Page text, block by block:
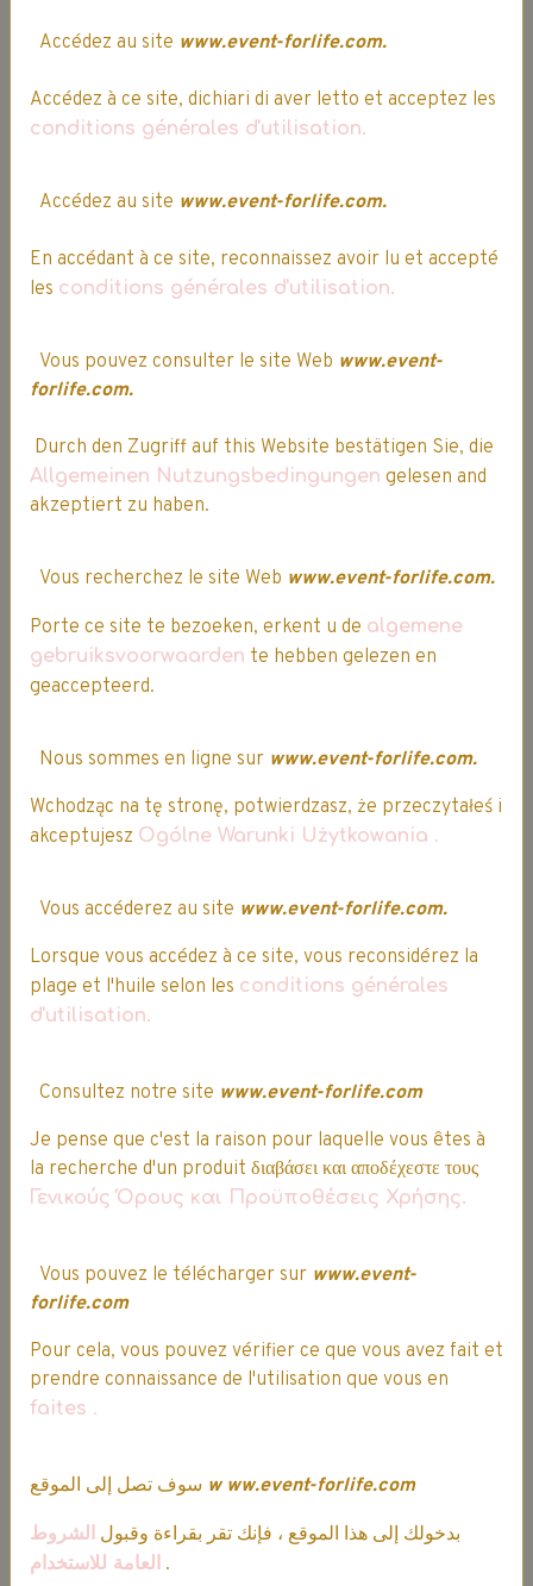
Société française
Entrepôts
Expédition, Livraison & Retour
ExpéditionUltra rapide :
commande expédiée sous 24h
d'achat(s)*
RETOUR GRATUIT SOUS 14 JOURS**
**voir conditions, sur lesConditions Générales de Vente
Livraison express sous 24h, en France et
Votre avis est important !
Accédez au site www.event-forlife.com.
Accédez à ce site, dichiari di aver letto et acceptez les
conditions générales d'utilisation.
Accédez au site www.event-forlife.com.
En accédant à ce site, reconnaissez avoir lu et accepté
les conditions générales d'utilisation.
Vous pouvez consulter le site Web www.event-
forlife.com.
Durch den Zugriff auf this Website bestätigen Sie, die
Allgemeinen Nutzungsbedingungen gelesen and
akzeptiert zu haben.
Vous recherchez le site Web www.event-forlife.com.
Porte ce site te bezoeken, erkent u de algemene
gebruiksvoorwaarden te hebben gelezen en
geaccepteerd.
Nous sommes en ligne sur www.event-forlife.com.
Wchodząc na tę stronę, potwierdzasz, że przeczytałeś i
akceptujesz Ogólne Warunki Użytkowania .
Vous accéderez au site www.event-forlife.com.
Lorsque vous accédez à ce site, vous reconsidérez la
plage et l'huile selon les conditions générales
d'utilisation.
Consultez notre site www.event-forlife.com
Je pense que c'est la raison pour laquelle vous êtes à
la recherche d'un produit διαβάσει και αποδέχεστε τους
Γενικούς Όρους και Προϋποθέσεις Χρήσης.
Vous pouvez le télécharger sur www.event-
forlife.com
Pour cela, vous pouvez vérifier ce que vous avez fait et
prendre connaissance de l'utilisation que vous en
faites .
w ww.event-forlife.com
بدخولك إلى هذا الموقع ، فإنك تقر بقراءة وقبول الشروط
العامة للاستخدام .